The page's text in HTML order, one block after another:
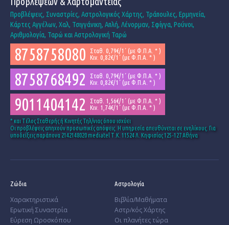
Προβλέψεις, Συναστρίες, Αστρολογικός Χάρτης, Τράπουλες, Ερμηνεία,
Κάρτες Αγγέλων, Χαλ, Τσιγγάνικη, Απλή, Λένορμαν, Σφίγγα, Ρούνοι,
Αριθμολογία, Ταρώ και Αστρολογική Ταρώ
8758758080
Σταθ. 0,79€/1΄ (με Φ.Π.Α. * )
Κιν. 0,82€/1΄ (με Φ.Π.Α. * )
8758768492
Σταθ. 0,79€/1΄ (με Φ.Π.Α. * )
Κιν. 0,82€/1΄ (με Φ.Π.Α. * )
9011404142
Σταθ. 1,56€/1΄ (με Φ.Π.Α. * )
Κιν. 1,74€/1΄ (με Φ.Π.Α. * )
* και Tέλος Σταθερής ή Κινητής Τηλ/νιας όπου ισχύει
Οι προβλέψεις απηχούν προσωπικές απόψεις. Η υπηρεσία απευθύνεται σε ενηλίκους. Για
υποδείξεις παράπονα 2142148020 mediatel Τ.Κ. 11524 Λ. Κηφισίας 125-127 Αθήνα
Ζώδια
Χαρακτηριστικά
­Ερωτική Συναστρία
­Εύρεση Ωροσκόπου
Αστρολογία
Βιβλία/Μαθήματα
Αστρ/κός Χάρτης
Οι πλανήτες τώρα